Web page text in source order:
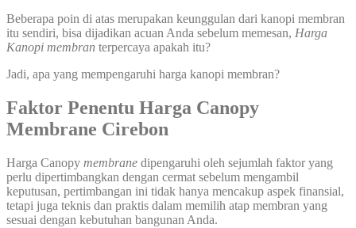
Beberapa poin di atas merupakan keunggulan dari kanopi membran
itu sendiri, bisa dijadikan acuan Anda sebelum memesan, Harga
Kanopi membran terpercaya apakah itu?
Jadi, apa yang mempengaruhi harga kanopi membran?
Faktor Penentu Harga Canopy
Membrane Cirebon
Harga Canopy membrane dipengaruhi oleh sejumlah faktor yang
perlu dipertimbangkan dengan cermat sebelum mengambil
keputusan, pertimbangan ini tidak hanya mencakup aspek finansial,
tetapi juga teknis dan praktis dalam memilih atap membran yang
sesuai dengan kebutuhan bangunan Anda.